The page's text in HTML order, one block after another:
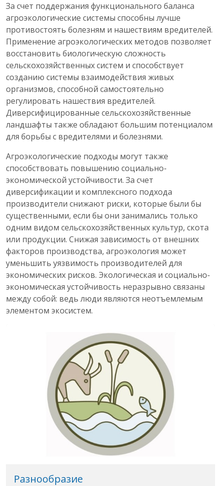
За счет поддержания функционального баланса
агроэкологические системы способны лучше
противостоять болезням и нашествиям вредителей.
Применение агроэкологических методов позволяет
восстановить биологическую сложность
сельскохозяйственных систем и способствует
созданию системы взаимодействия живых
организмов, способной самостоятельно
регулировать нашествия вредителей.
Диверсифицированные сельскохозяйственные
ландшафты также обладают большим потенциалом
для борьбы с вредителями и болезнями.
Агроэкологические подходы могут также
способствовать повышению социально-
экономической устойчивости. За счет
диверсификации и комплексного подхода
производители снижают риски, которые были бы
существенными, если бы они занимались только
одним видом сельскохозяйственных культур, скота
или продукции. Снижая зависимость от внешних
факторов производства, агроэкология может
уменьшить уязвимость производителей для
экономических рисков. Экологическая и социально-
экономическая устойчивость неразрывно связаны
между собой: ведь люди являются неотъемлемым
элементом экосистем.
Разнообразие